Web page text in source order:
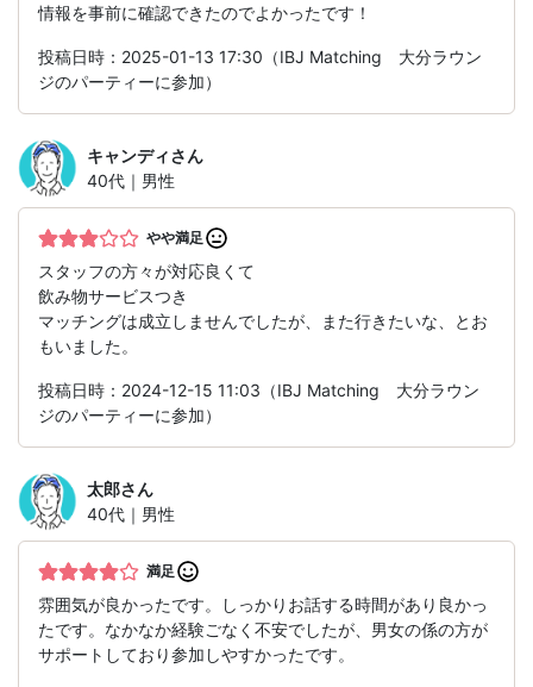
情報を事前に確認できたのでよかったです！
投稿日時：2025-01-13 17:30（IBJ Matching 大分ラウン
ジのパーティーに参加）
キャンディさん
40代｜男性
やや満足
スタッフの方々が対応良くて
飲み物サービスつき
マッチングは成立しませんでしたが、また行きたいな、とお
もいました。
投稿日時：2024-12-15 11:03（IBJ Matching 大分ラウン
ジのパーティーに参加）
太郎さん
40代｜男性
満足
雰囲気が良かったです。しっかりお話する時間があり良かっ
たです。なかなか経験ごなく不安でしたが、男女の係の方が
サポートしており参加しやすかったです。